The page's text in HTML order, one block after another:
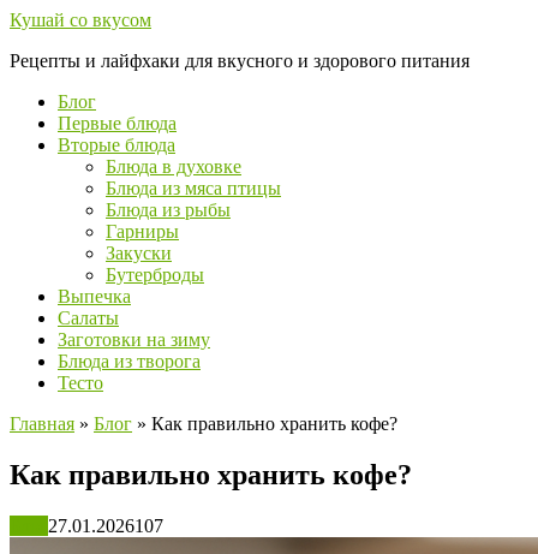
Перейти
контенту
Кушай со вкусом
Рецепты и лайфхаки для вкусного и здорового питания
Блог
Первые блюда
Вторые блюда
Блюда в духовке
Блюда из мяса птицы
Блюда из рыбы
Гарниры
Закуски
Бутерброды
Выпечка
Салаты
Заготовки на зиму
Блюда из творога
Тесто
Главная » Блог » Как правильно хранить кофе?
Как правильно хранить кофе?
27.01.2026107